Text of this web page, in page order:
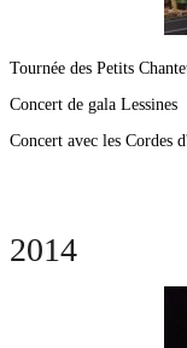
Tournée des Petits
Concert de gala Lessines
Concert avec les Cordes
2014